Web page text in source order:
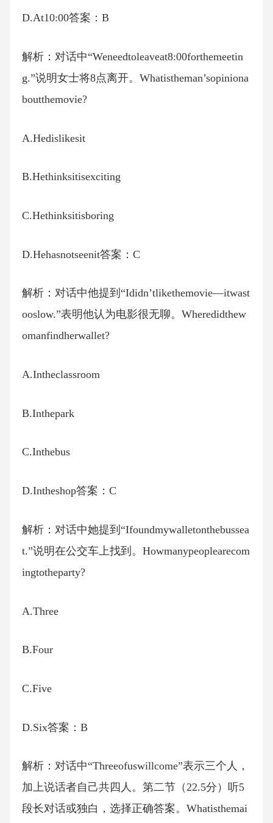
D.At10:00答案：B
解析：对话中“Weneedtoleaveat8:00forthemeetin
g.”说明女士将8点离开。Whatistheman’sopiniona
boutthemovie?
A.Hedislikesit
B.Hethinksitisexciting
C.Hethinksitisboring
D.Hehasnotseenit答案：C
解析：对话中他提到“Ididn’tlikethemovie—itwast
ooslow.”表明他认为电影很无聊。Wheredidthew
omanfindherwallet?
A.Intheclassroom
B.Inthepark
C.Inthebus
D.Intheshop答案：C
解析：对话中她提到“Ifoundmywalletonthebussea
t.”说明在公交车上找到。Howmanypeoplearecom
ingtotheparty?
A.Three
B.Four
C.Five
D.Six答案：B
解析：对话中“Threeofuswillcome”表示三个人，
加上说话者自己共四人。第二节（22.5分）听5
段长对话或独白，选择正确答案。Whatisthemai